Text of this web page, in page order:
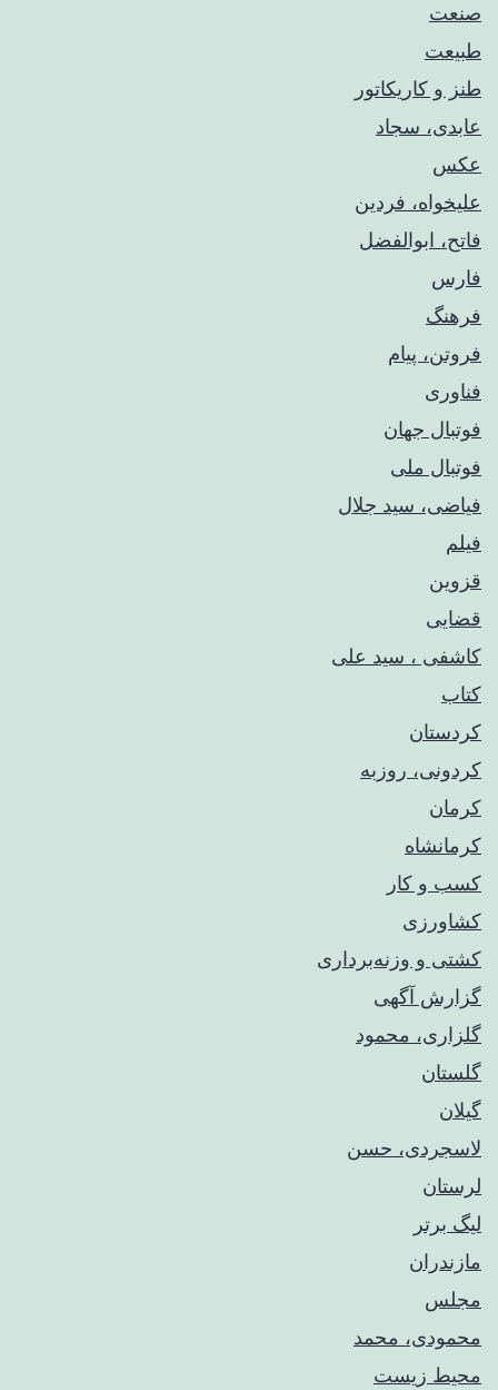
صنعت
طبیعت
طنز و کاریکاتور
عابدی، سجاد
عکس
علیخواه، فردین
فاتح، ابوالفضل
فارس
فرهنگ
فروتن، پیام
فناوری
فوتبال جهان
فوتبال ملی
فیاضی، سید جلال
فیلم
قزوین
قضایی
کاشفی ، سید علی
کتاب
کردستان
کردونی، روزبه
کرمان
کرمانشاه
کسب و کار
کشاورزی
کشتی و وزنه‌برداری
گزارش آگهی
گلزاری، محمود
گلستان
گیلان
لاسجردی، حسن
لرستان
لیگ برتر
مازندران
مجلس
محمودی، محمد
محیط زیست